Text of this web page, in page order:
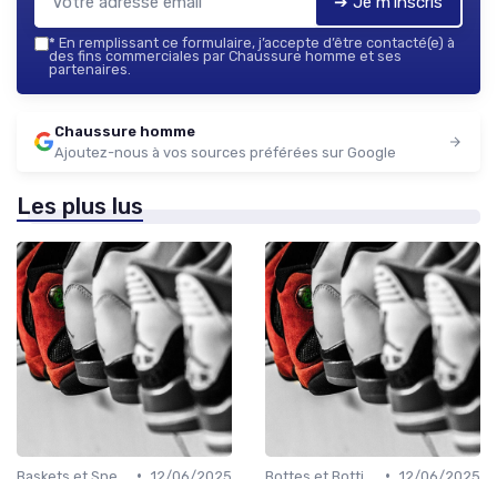
* En remplissant ce formulaire, j’accepte d’être contacté(e) à
des fins commerciales par Chaussure homme et ses
partenaires.
Chaussure homme
Ajoutez-nous à vos sources préférées sur Google
Les plus lus